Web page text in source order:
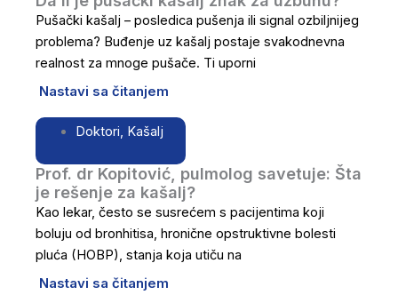
Pušački kašalj – posledica pušenja ili signal ozbiljnijeg
problema? Buđenje uz kašalj postaje svakodnevna
realnost za mnoge pušače. Ti uporni
Nastavi sa čitanjem
Doktori Kašalj
Prof. dr Kopitović, pulmolog savetuje: Šta
je rešenje za kašalj?
Kao lekar, često se susrećem s pacijentima koji
boluju od bronhitisa, hronične opstruktivne bolesti
pluća (HOBP), stanja koja utiču na
Nastavi sa čitanjem